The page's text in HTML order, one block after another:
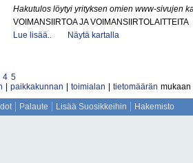
Hakutulos löytyi yrityksen omien www-sivujen
VOIMANSIIRTOA JA VOIMANSIIRTOLAITTEITA
Lue lisää..
Näytä kartalla
4 5
paikkakunnan toimialan tietomäärän mukaan
Palaute Lisää Suosikkeihin Hakemisto